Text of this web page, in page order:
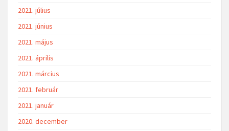
2021. július
2021. június
2021. május
2021. április
2021. március
2021. február
2021. január
2020. december